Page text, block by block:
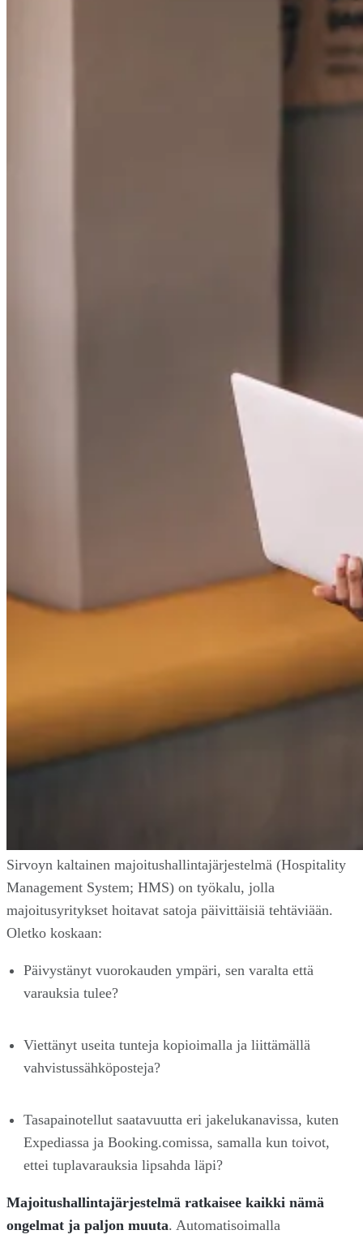
Sirvoyn kaltainen majoitushallintajärjestelmä (Hospitality
Management System; HMS) on työkalu, jolla
majoitusyritykset hoitavat satoja päivittäisiä tehtäviään.
Oletko koskaan:
Päivystänyt vuorokauden ympäri, sen varalta että
varauksia tulee?
Viettänyt useita tunteja kopioimalla ja liittämällä
vahvistussähköposteja?
Tasapainotellut saatavuutta eri jakelukanavissa, kuten
Expediassa ja Booking.comissa, samalla kun toivot,
ettei tuplavarauksia lipsahda läpi?
Majoitushallintajärjestelmä ratkaisee kaikki nämä
ongelmat ja paljon muuta. Automatisoimalla